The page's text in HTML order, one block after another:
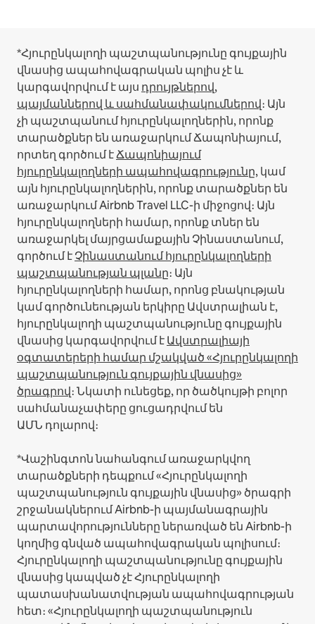
*Հյուրընկալողի պաշտպանությունը գույքային
վնասից ապահովագրական պոլիս չէ և
կարգավորվում է այս դրույթներով,
պայմաններով և սահմանափակումներով։ Այն
չի պաշտպանում հյուրընկալողներին, որոնք
տարածքներ են առաջարկում Ճապոնիայում,
որտեղ գործում էՃապոնիայում
հյուրընկալողների ապահովագրությունը, կամ
այն հյուրընկալողներին, որոնք տարածքներ են
առաջարկում Airbnb Travel LLC-ի միջոցով։ Այն
հյուրընկալողների համար, որոնք տներ են
առաջարկել մայրցամաքային Չինաստանում,
գործում էՉինաստանում հյուրընկալողների
պաշտպանության պլանը։ Այն
հյուրընկալողների համար, որոնց բնակության
կամ գործունեության երկիրը Ավստրալիան է,
հյուրընկալողի պաշտպանությունը գույքային
վնասից կարգավորվում էԱվստրալիայի
օգտատերերի համար մշակված «Հյուրընկալողի
պաշտպանություն գույքային վնասից»
ծրագրով։ Նկատի ունեցեք, որ ծածկույթի բոլոր
սահմանաչափերը ցուցադրվում են
ԱՄՆ դոլարով։
*Վաշինգտոն նահանգում առաջարկվող
տարածքների դեպքում «Հյուրընկալողի
պաշտպանություն գույքային վնասից» ծրագրի
շրջանակներում Airbnb-ի պայմանագրային
պարտավորությունները ներառված են Airbnb-ի
կողմից գնված ապահովագրական պոլիսում։
Հյուրընկալողի պաշտպանությունը գույքային
վնասից կապված չէ Հյուրընկալողի
պատասխանատվության ապահովագրության
հետ։ «Հյուրընկալողի պաշտպանություն